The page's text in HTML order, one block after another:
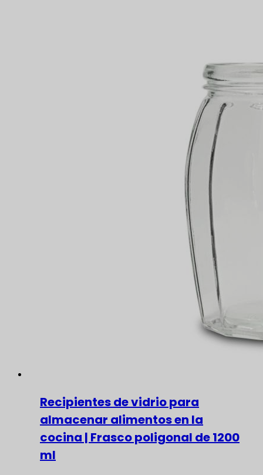
Recipientes de vidrio para
almacenar alimentos en la
cocina | Frasco poligonal de 1200
ml